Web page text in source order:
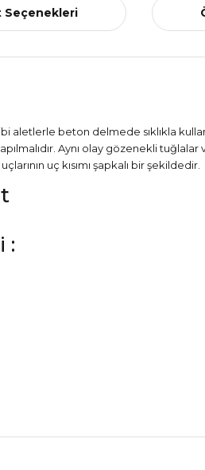
Seçenekleri
aletlerle beton delmede sıklıkla
Aynı olay gözenekli
uç kısımı şapkalı bir şekildedir.
: